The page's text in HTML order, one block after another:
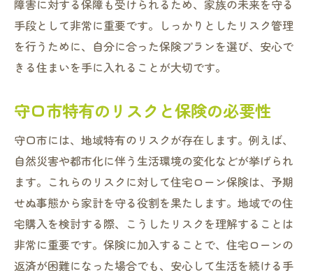
障害に対する保障も受けられるため、家族の未来を守る
手段として非常に重要です。しっかりとしたリスク管理
を行うために、自分に合った保険プランを選び、安心で
きる住まいを手に入れることが大切です。
守口市特有のリスクと保険の必要性
守口市には、地域特有のリスクが存在します。例えば、
自然災害や都市化に伴う生活環境の変化などが挙げられ
ます。これらのリスクに対して住宅ローン保険は、予期
せぬ事態から家計を守る役割を果たします。地域での住
宅購入を検討する際、こうしたリスクを理解することは
非常に重要です。保険に加入することで、住宅ローンの
返済が困難になった場合でも、安心して生活を続ける手